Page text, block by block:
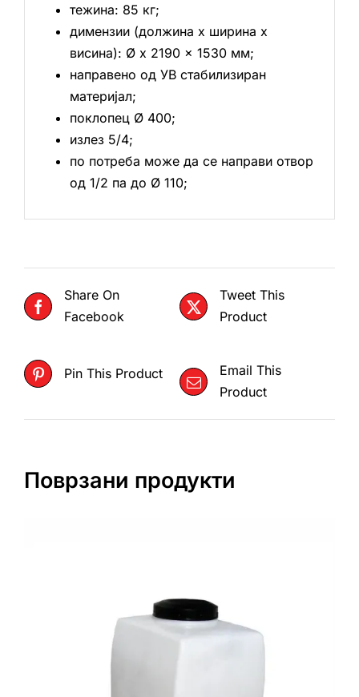
тежина: 85 кг;
димензии (должина х ширина х
висина): Ø x 2190 x 1530 мм;
направено од УВ стабилизиран
материјал;
поклопец Ø 400;
излез 5/4;
по потреба може да се направи отвор
од 1/2 па до Ø 110;
Share On
Facebook
Tweet This
Product
Pin This Product
Email This
Product
Поврзани продукти